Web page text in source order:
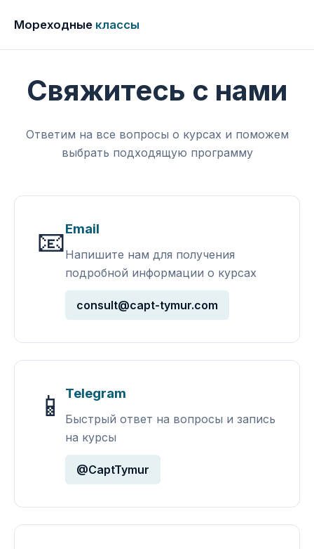
Мореходные классы
Свяжитесь с нами
Ответим на все вопросы о курсах и поможем
выбрать подходящую программу
📧Email
Напишите нам для получения
подробной информации о курсах
consult@capt-tymur.com
📱 Telegram
Быстрый ответ на вопросы и запись
на курсы
@CaptTymur